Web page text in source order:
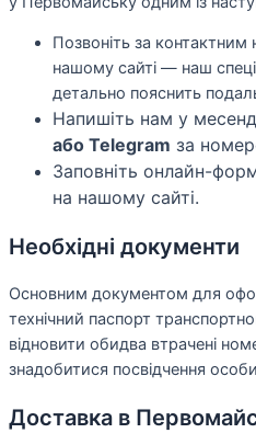
Позвоніть за
нашому сайті — наш
детально пояснить
Напишіть нам у
або Telegram за
Заповніть онлайн-
на нашому сайті.
Необхідні документи
Основним документом для
технічний паспорт
відновити обидва втрачені
знадобитися посвідчення
Доставка в